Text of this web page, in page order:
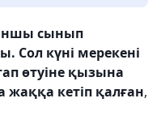
сынып
Сол күні мерекені
өтуіне қызына
жаққа кетіп қалған,